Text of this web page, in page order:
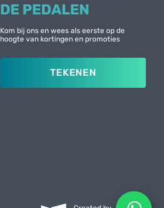
DE PEDALEN
Kom bij ons en wees als eerste op de
hoogte van kortingen en promoties
TEKENEN